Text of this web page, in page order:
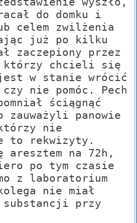
do domku i
celem zwilżenia
już po kilku
zaczepiony przez
którzy chcieli się
w stanie wrócić
czy nie pomóc. Pech
ściągnąć
zauważyli panowie
nie
to rekwizyty.
aresztem na 72h,
po tym czasie
z laboratorium
nie miał
substancji przy